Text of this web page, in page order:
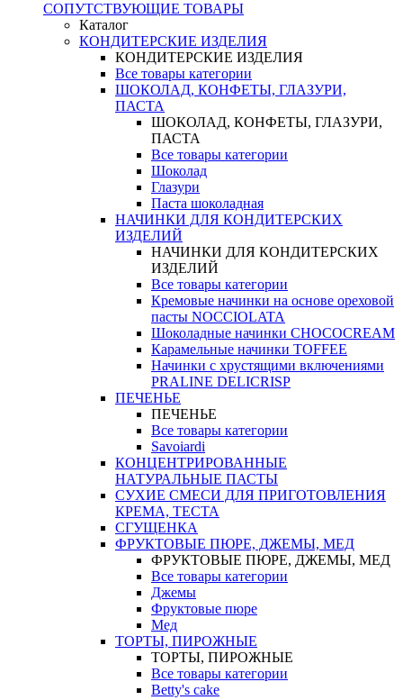
СОПУТСТВУЮЩИЕ ТОВАРЫ
Каталог
КОНДИТЕРСКИЕ ИЗДЕЛИЯ
КОНДИТЕРСКИЕ ИЗДЕЛИЯ
Все товары категории
ШОКОЛАД, КОНФЕТЫ, ГЛАЗУРИ,
ПАСТА
ШОКОЛАД, КОНФЕТЫ, ГЛАЗУРИ,
ПАСТА
Все товары категории
Шоколад
Глазури
Паста шоколадная
НАЧИНКИ ДЛЯ КОНДИТЕРСКИХ
ИЗДЕЛИЙ
НАЧИНКИ ДЛЯ КОНДИТЕРСКИХ
ИЗДЕЛИЙ
Все товары категории
Кремовые начинки на основе ореховой
пасты NOCCIOLATA
Шоколадные начинки CHOCOCREAM
Карамельные начинки TOFFEE
Начинки с хрустящими включениями
PRALINE DELICRISP
ПЕЧЕНЬЕ
ПЕЧЕНЬЕ
Все товары категории
Savoiardi
КОНЦЕНТРИРОВАННЫЕ
НАТУРАЛЬНЫЕ ПАСТЫ
СУХИЕ СМЕСИ ДЛЯ ПРИГОТОВЛЕНИЯ
КРЕМА, ТЕСТА
СГУЩЕНКА
ФРУКТОВЫЕ ПЮРЕ, ДЖЕМЫ, МЕД
ФРУКТОВЫЕ ПЮРЕ, ДЖЕМЫ, МЕД
Все товары категории
Джемы
Фруктовые пюре
Мед
ТОРТЫ, ПИРОЖНЫЕ
ТОРТЫ, ПИРОЖНЫЕ
Все товары категории
Betty's cake